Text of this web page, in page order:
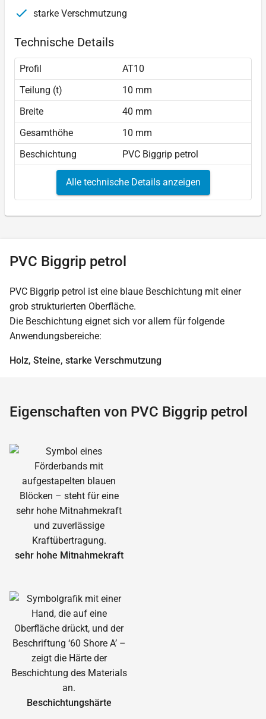
starke Verschmutzung
Technische Details
Profil
AT10
Teilung (t)
10 mm
Breite
40 mm
Gesamthöhe
10 mm
Beschichtung
PVC Biggrip petrol
Alle technische Details anzeigen
PVC Biggrip petrol
PVC Biggrip petrol ist eine blaue Beschichtung mit einer
grob strukturierten Oberfläche.
Die Beschichtung eignet sich vor allem für folgende
Anwendungsbereiche:
Holz, Steine, starke Verschmutzung
Eigenschaften von PVC Biggrip petrol
sehr hohe Mitnahmekraft
Beschichtungshärte